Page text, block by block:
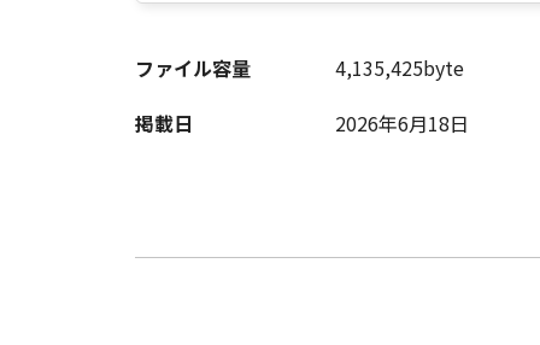
す。
10．U.S. GOVERNMENT
(Sept 1995). Consistent with 48
ファイル容量
4,135,425byte
掲載日
2026年6月18日